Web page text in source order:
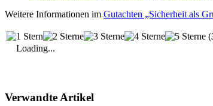
Weitere Informationen im Gutachten „Sicherheit als
(
Loading...
Verwandte Artikel